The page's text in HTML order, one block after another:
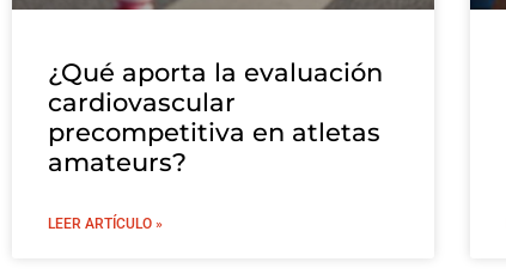
¿Qué aporta la evaluación
cardiovascular
precompetitiva en atletas
amateurs?
LEER ARTÍCULO »